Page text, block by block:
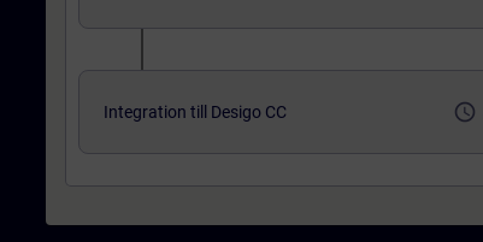
Integration till Desigo CC access_time